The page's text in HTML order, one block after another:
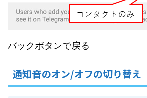
バックボタンで戻る
通知音のオン/オフの切り替え